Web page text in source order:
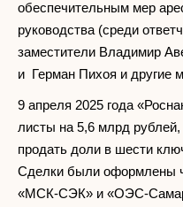
обеспечительным мер
руководства (среди
заместители Владимир
и Герман Пихоя и другие
9 апреля 2025 года
листы на 5,6 млрд рублей,
продать доли в шести
Сделки были оформлены
«МСК-СЭК» и «ОЭС-